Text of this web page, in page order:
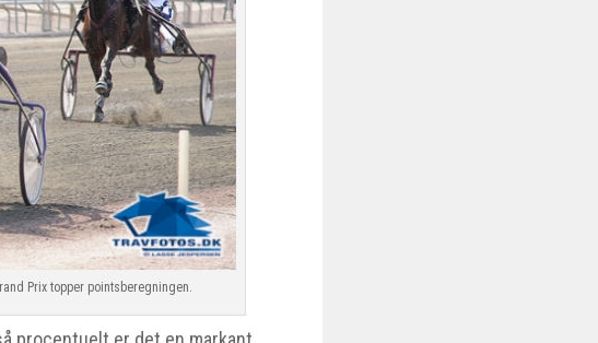
Prix topper pointsberegningen.